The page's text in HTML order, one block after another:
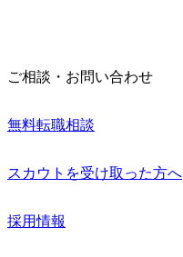
ご相談・お問い合わせ
無料転職相談
スカウトを受け取った方へ
採用情報